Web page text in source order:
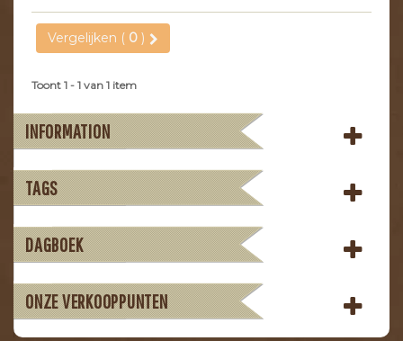
Vergelijken ( 0 )
Toont 1 - 1 van 1 item
INFORMATION
TAGS
DAGBOEK
ONZE VERKOOPPUNTEN